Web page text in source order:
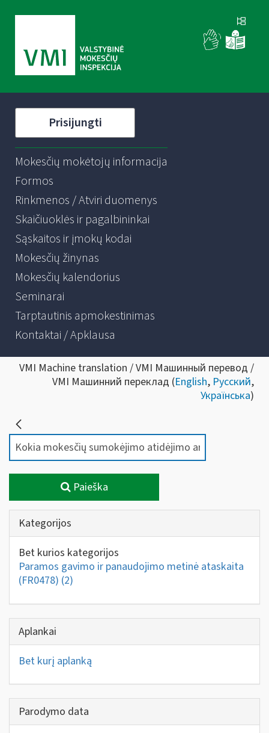
Prisijungti
Mokesčių mokėtojų informacija
Formos
Rinkmenos / Atviri duomenys
Skaičiuoklės ir pagalbininkai
Sąskaitos ir įmokų kodai
Mokesčių žinynas
Mokesčių kalendorius
Seminarai
Tarptautinis apmokestinimas
Kontaktai / Apklausa
VMI Machine translation / VMI Машинный перевод /
VMI Машинний переклад (English, Русский,
Українська)
Paieška
Kategorijos
Bet kurios kategorijos
Paramos gavimo ir panaudojimo metinė ataskaita
(FR0478) (2)
Aplankai
Bet kurį aplanką
Parodymo data